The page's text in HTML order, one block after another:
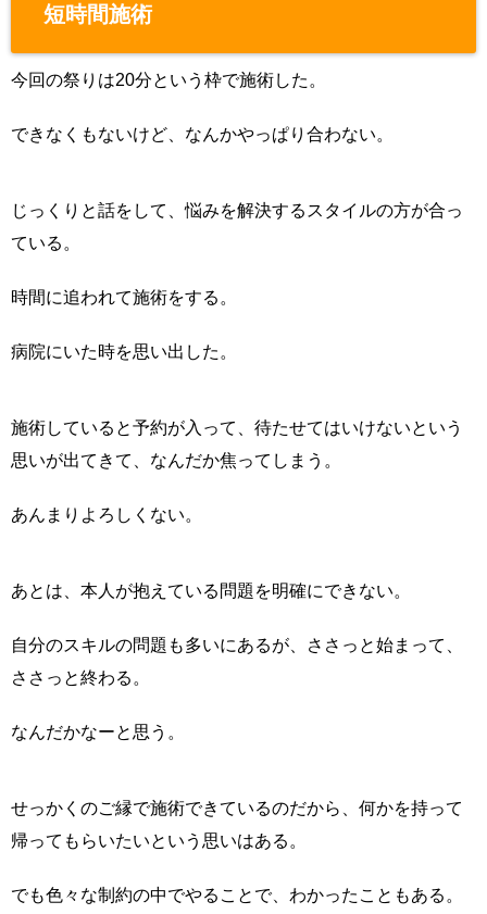
短時間施術
今回の祭りは20分という枠で施術した。
できなくもないけど、なんかやっぱり合わない。
じっくりと話をして、悩みを解決するスタイルの方が合っ
ている。
時間に追われて施術をする。
病院にいた時を思い出した。
施術していると予約が入って、待たせてはいけないという
思いが出てきて、なんだか焦ってしまう。
あんまりよろしくない。
あとは、本人が抱えている問題を明確にできない。
自分のスキルの問題も多いにあるが、ささっと始まって、
ささっと終わる。
なんだかなーと思う。
せっかくのご縁で施術できているのだから、何かを持って
帰ってもらいたいという思いはある。
でも色々な制約の中でやることで、わかったこともある。